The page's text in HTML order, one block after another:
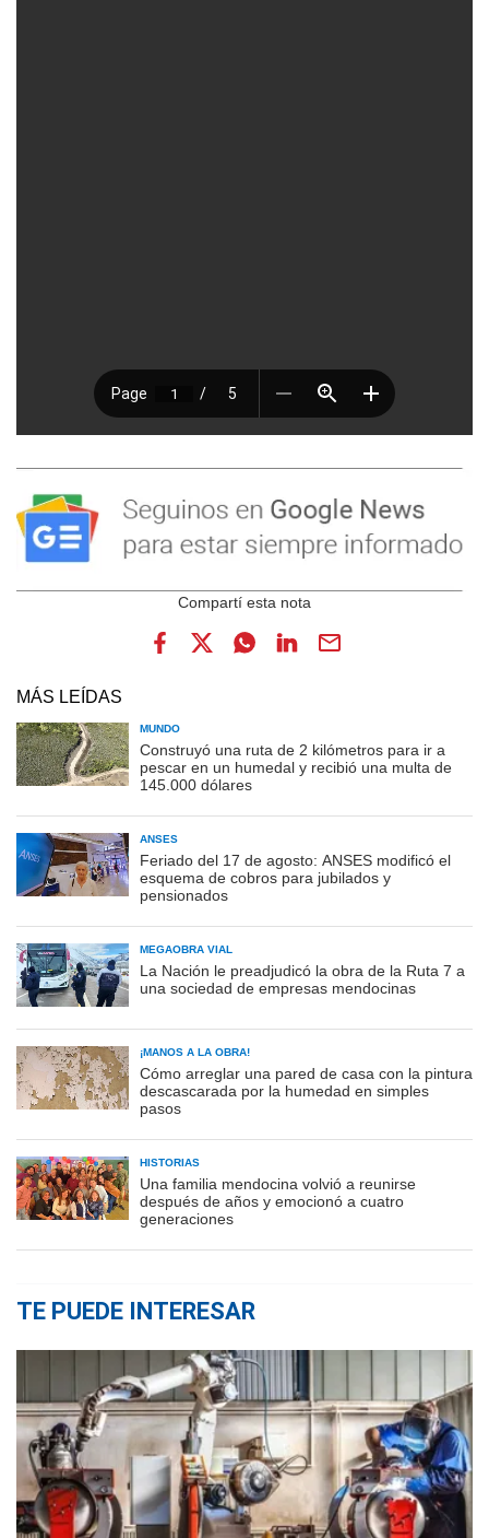
MÁS LEÍDAS
MUNDO
Construyó una ruta de 2 kilómetros para ir a
pescar en un humedal y recibió una multa de
145.000 dólares
ANSES
Feriado del 17 de agosto: ANSES modificó el
esquema de cobros para jubilados y
pensionados
MEGAOBRA VIAL
La Nación le preadjudicó la obra de la Ruta 7 a
una sociedad de empresas mendocinas
¡MANOS A LA OBRA!
Cómo arreglar una pared de casa con la pintura
descascarada por la humedad en simples
pasos
HISTORIAS
Una familia mendocina volvió a reunirse
después de años y emocionó a cuatro
generaciones
TE PUEDE INTERESAR